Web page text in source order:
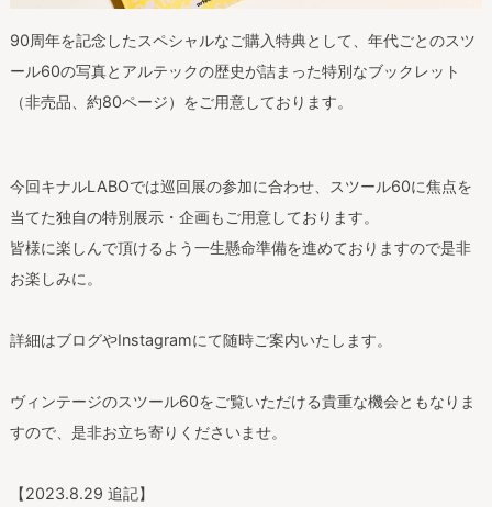
90周年を記念したスペシャルなご購入特典として、年代ごとのスツ
ール60の写真とアルテックの歴史が詰まった特別なブックレット
（非売品、約80ページ）をご用意しております。
今回キナルLABOでは巡回展の参加に合わせ、スツール60に焦点を
当てた独自の特別展示・企画もご用意しております。
皆様に楽しんで頂けるよう一生懸命準備を進めておりますので是非
お楽しみに。
詳細はブログやInstagramにて随時ご案内いたします。
ヴィンテージのスツール60をご覧いただける貴重な機会ともなりま
すので、是非お立ち寄りくださいませ。
【2023.8.29 追記】